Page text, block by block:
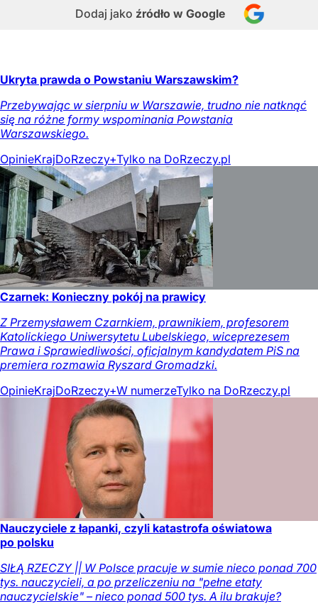
Dodaj jako źródło w Google
Ukryta prawda o Powstaniu Warszawskim?
Przebywając w sierpniu w Warszawie, trudno nie natknąć
się na różne formy wspominania Powstania
Warszawskiego.
OpinieKrajDoRzeczy+Tylko na DoRzeczy.pl
Czarnek: Konieczny pokój na prawicy
Z Przemysławem Czarnkiem, prawnikiem, profesorem
Katolickiego Uniwersytetu Lubelskiego, wiceprezesem
Prawa i Sprawiedliwości, oficjalnym kandydatem PiS na
premiera rozmawia Ryszard Gromadzki.
OpinieKrajDoRzeczy+W numerzeTylko na DoRzeczy.pl
Nauczyciele z łapanki, czyli katastrofa oświatowa
po polsku
SIŁĄ RZECZY || W Polsce pracuje w sumie nieco ponad 700
tys. nauczycieli, a po przeliczeniu na "pełne etaty
nauczycielskie" – nieco ponad 500 tys. A ilu brakuje?